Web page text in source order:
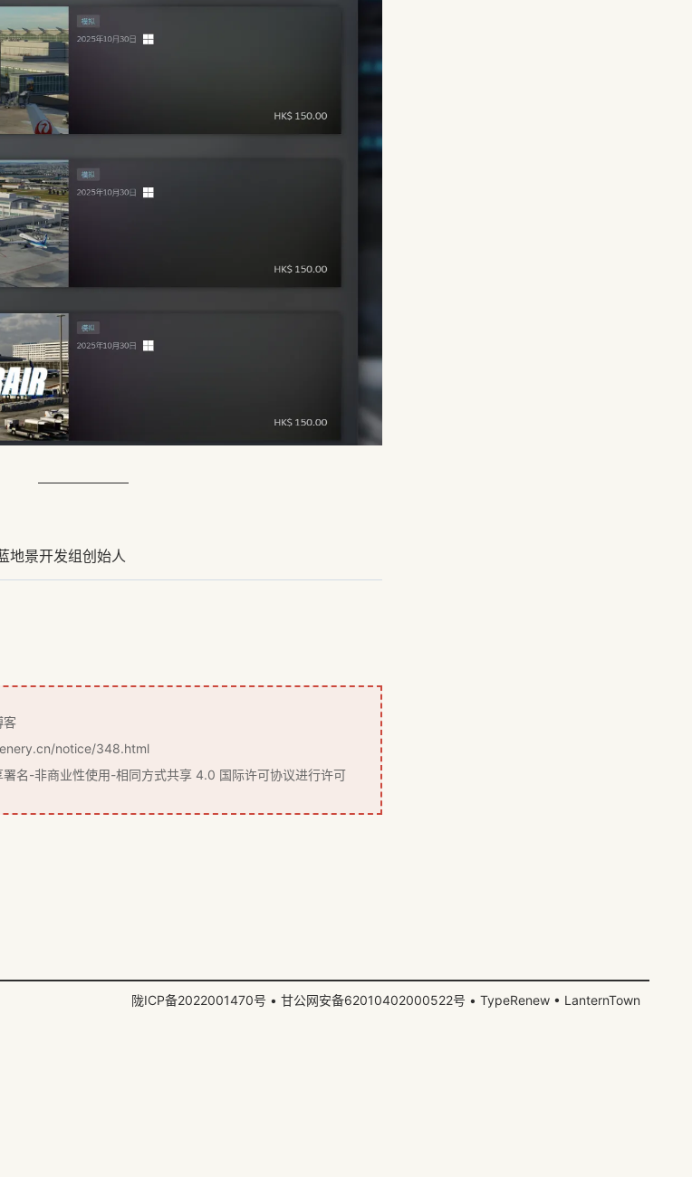
地景开发组创始人
客
notice/348.html
署名-非商业性使用-相同方式共享 4.0 国际许可协议进行许可
陇ICP备2022001470号 • 甘公网安备62010402000522号 • TypeRenew • LanternTown